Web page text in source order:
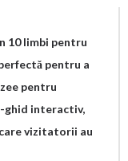
10 limbi pentru
pentru a
pentru
ghid interactiv,
vizitatorii au